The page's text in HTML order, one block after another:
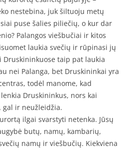
nestebina, juk šiltuoju metų
puse šalies piliečių, o kur dar
Palangos viešbučiai ir kitos
laukia svečių ir rūpinasi jų
Druskininkuose taip pat laukia
nei Palanga, bet Druskininkai yra
todėl manome, kad
Druskininkus, nors kai
gal ir neužleidžia.
ilgai svarstyti netenka. Jūsų
butų, namų, kambarių,
namų ir viešbučių. Kiekviena